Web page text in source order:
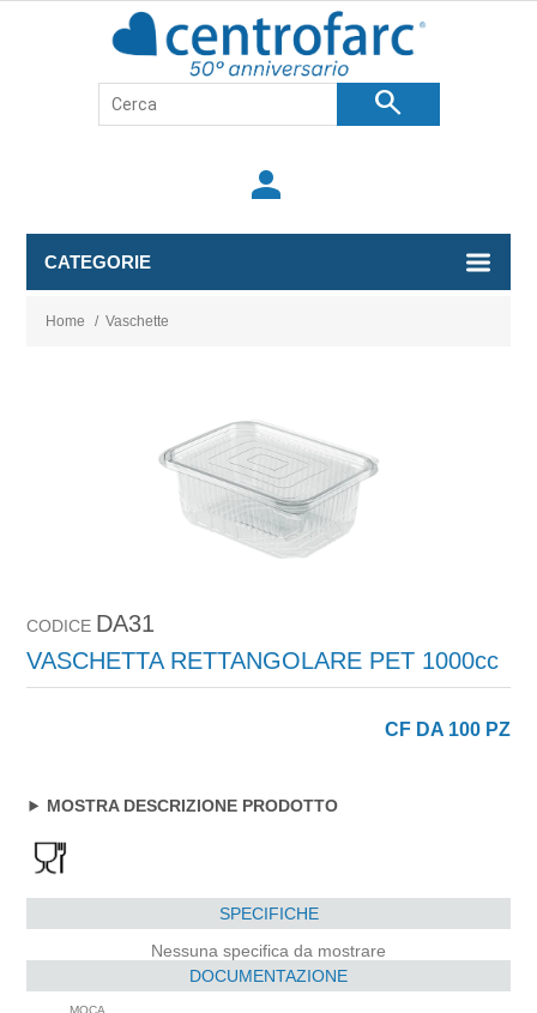
search
person
CATEGORIE
Home / Vaschette
CODICE DA31
VASCHETTA RETTANGOLARE PET 1000cc
CF DA 100 PZ
MOSTRA DESCRIZIONE PRODOTTO
SPECIFICHE
Nessuna specifica da mostrare
DOCUMENTAZIONE
MOCA